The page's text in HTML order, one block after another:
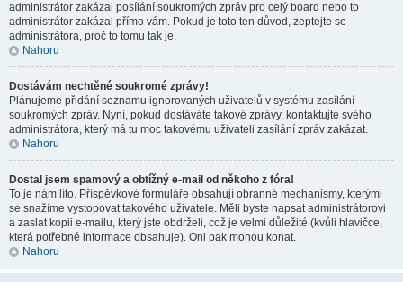
administrátor zakázal posílání soukromých zpráv pro celý board nebo to
administrátor zakázal přímo vám. Pokud je toto ten důvod, zeptejte se
administrátora, proč to tomu tak je.
Nahoru
Dostávám nechtěné soukromé zprávy!
Plánujeme přidání seznamu ignorovaných uživatelů v systému zasílání
soukromých zpráv. Nyní, pokud dostáváte takové zprávy, kontaktujte svého
administrátora, který má tu moc takovému uživateli zasílání zpráv zakázat.
Nahoru
Dostal jsem spamový a obtížný e-mail od někoho z fóra!
To je nám líto. Příspěvkové formuláře obsahují obranné mechanismy, kterými
se snažíme vystopovat takového uživatele. Měli byste napsat administrátorovi
a zaslat kopii e-mailu, který jste obdrželi, což je velmi důležité (kvůli hlavičce,
která potřebné informace obsahuje). Oni pak mohou konat.
Nahoru